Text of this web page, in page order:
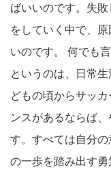
ばいいのです。失
をしていく中で、
いのです。 何でも
というのは、日常
どもの頃からサッ
ンスがあるならば
す。すべては自分
の一歩を踏み出す